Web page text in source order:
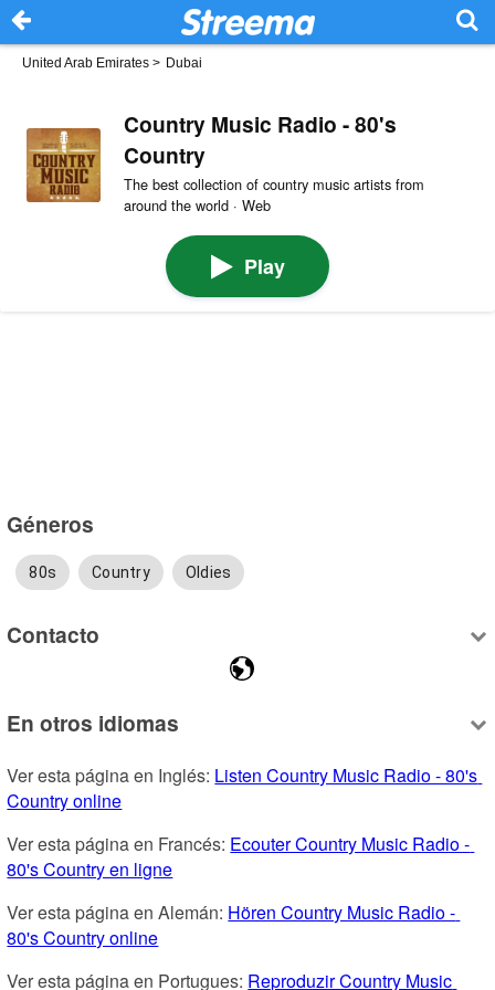
United Arab Emirates > Dubai
Country Music Radio - 80's
Country
The best collection of country music artists from
around the world · Web
Play
Géneros
80s Country Oldies
Contacto
En otros idiomas
Ver esta página en Inglés: Listen Country Music Radio - 80's
Country online
Ver esta página en Francés: Ecouter Country Music Radio -
80's Country en ligne
Ver esta página en Alemán: Hören Country Music Radio -
80's Country online
Ver esta página en Portugues: Reproduzir Country Music